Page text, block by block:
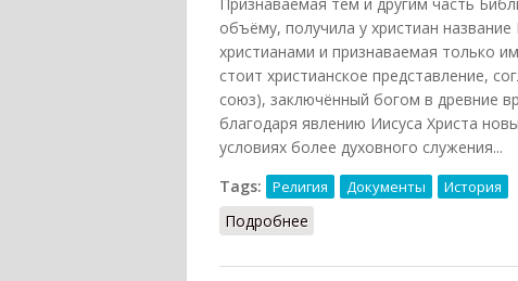
объёму, получила у христиан
христианами и признаваемая только
стоит христианское представление,
союз), заключённый богом в древние
благодаря явлению Иисуса Христа
условиях более духовного служения...
Tags:
Религия Документы История
Подробнее